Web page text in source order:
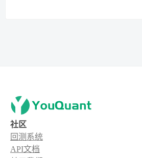
社区
回测系统
API文档